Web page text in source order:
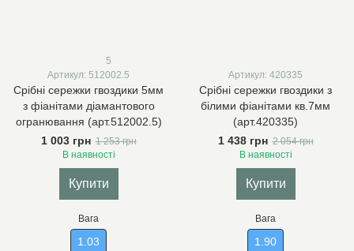
5
Артикул: 512002.5
Срібні сережки гвоздики 5мм
з фіанітами діамантового
огранювання (арт.512002.5)
1 003 грн 1 253 грн
В наявності
Купити
Вага
1.03
Артикул: 420335
Срібні сережки гвоздики з
білими фіанітами кв.7мм
(арт.420335)
1 438 грн 2 054 грн
В наявності
Купити
Вага
1.90